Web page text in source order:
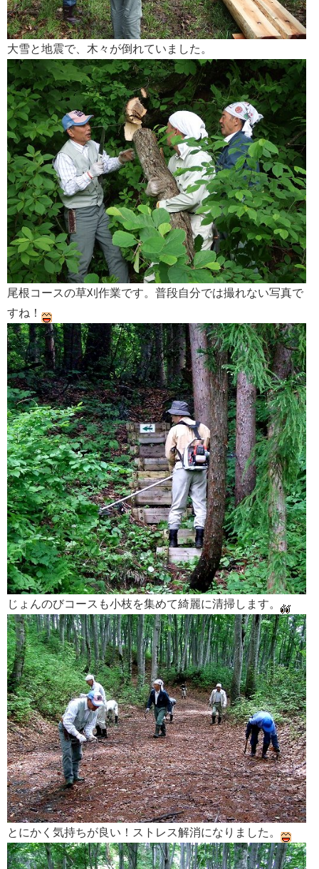
大雪と地震で、木々が倒れていました。
尾根コースの草刈作業です。普段自分では撮れない写真で
すね！
じょんのびコースも小枝を集めて綺麗に清掃します。
とにかく気持ちが良い！ストレス解消になりました。